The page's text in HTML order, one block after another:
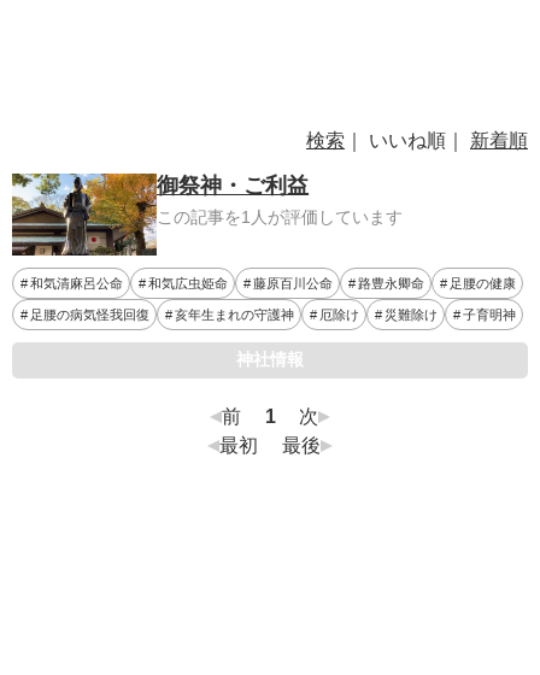
検索 ｜ いいね順｜ 新着順
御祭神・ご利益
この記事を1人が評価しています
和気清麻呂公命 和気広虫姫命 藤原百川公命 路豊永卿命 足腰の健康
足腰の病気怪我回復 亥年生まれの守護神 厄除け 災難除け 子育明神
神社情報
前 1
次
最初
最後